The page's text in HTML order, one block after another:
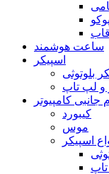
ساعت هوشمند
اسپیکر
بلوتوثی
و لپ تاپ
جانبی کامپیوتر
کیبورد
موس
اسپیکر
تاپ